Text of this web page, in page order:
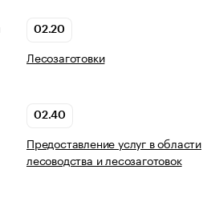
02.20
Лесозаготовки
02.40
Предоставление услуг в области
лесоводства и лесозаготовок